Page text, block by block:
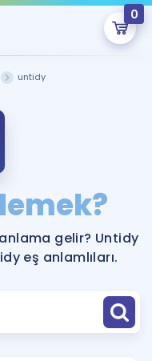
0
onlarca eğitim seni
untidy
gelir? Untidy
eş anlamlıları.